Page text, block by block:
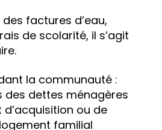
factures d’eau,
de scolarité, il s’agit
la communauté :
des dettes ménagères
ou de
familial